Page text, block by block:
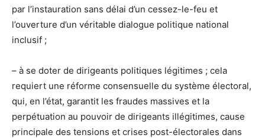
par l’instauration sans délai d’un cessez-le-feu et
l’ouverture d’un véritable dialogue politique national
inclusif ;
– à se doter de dirigeants politiques légitimes ; cela
requiert une réforme consensuelle du système électoral,
qui, en l’état, garantit les fraudes massives et la
perpétuation au pouvoir de dirigeants illégitimes, cause
principale des tensions et crises post-électorales dans